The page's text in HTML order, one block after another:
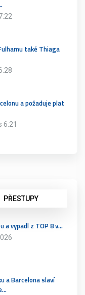
také Thiaga
a požaduje plat
6:21
PŘESTUPY
a vypadl z TOP 8 v…
a Barcelona slaví